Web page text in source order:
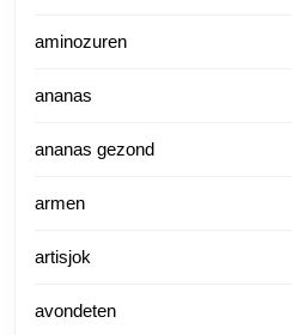
aminozuren
ananas
ananas gezond
armen
artisjok
avondeten